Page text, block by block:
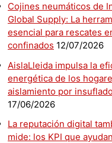
Cojines neumáticos de
Global Supply: La
esencial para rescates
confinados 12/07/2026
AislaLleida impulsa la
energética de los
aislamiento por
17/06/2026
La reputación digital
mide: los KPI que